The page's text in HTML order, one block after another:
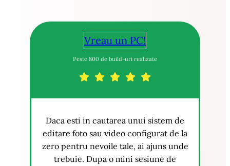
Vreau un PC!
Peste 800 de build-uri realizate
Daca esti in cautarea unui sistem de
editare foto sau video configurat de la
zero pentru nevoile tale, ai ajuns unde
trebuie. Dupa o mini sesiune de